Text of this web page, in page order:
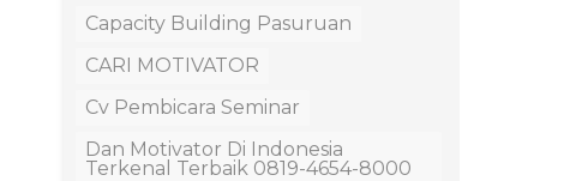
Capacity Building Pasuruan
CARI MOTIVATOR
Cv Pembicara Seminar
Dan Motivator Di Indonesia
Terkenal Terbaik 0819-4654-8000